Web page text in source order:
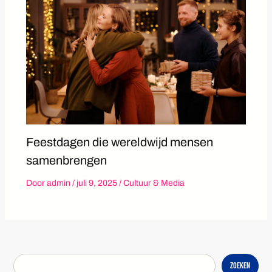
Feestdagen die wereldwijd mensen
samenbrengen
Door admin / juli 9, 2025 / Cultuur & Media
Zoeken